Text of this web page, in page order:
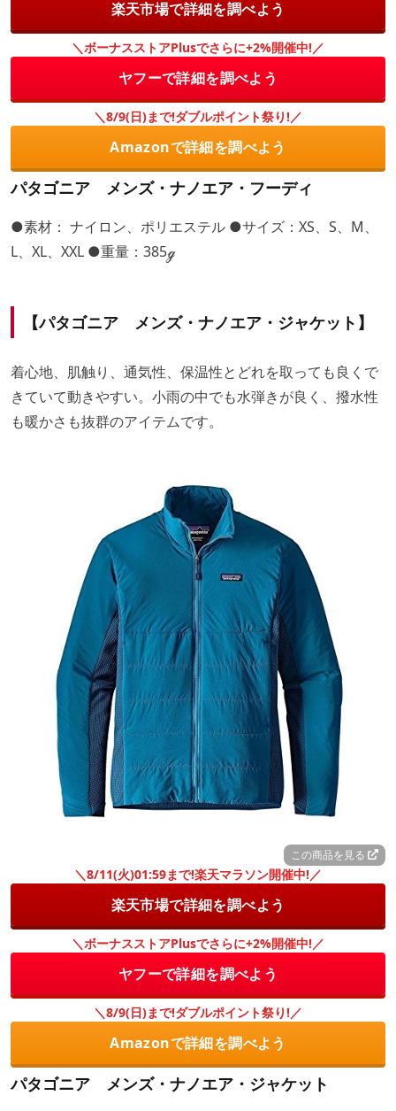
楽天市場で詳細を調べよう
＼ボーナスストアPlusでさらに+2%開催中!／
ヤフーで詳細を調べよう
＼8/9(日)まで!ダブルポイント祭り!／
Amazonで詳細を調べよう
パタゴニア メンズ・ナノエア・フーディ
●素材： ナイロン、ポリエステル ●サイズ：XS、S、M、
L、XL、XXL ●重量：385ℊ
【パタゴニア メンズ・ナノエア・ジャケット】
着心地、肌触り、通気性、保温性とどれを取っても良くで
きていて動きやすい。小雨の中でも水弾きが良く、撥水性
も暖かさも抜群のアイテムです。
この商品を見る
＼8/11(火)01:59まで!楽天マラソン開催中!／
楽天市場で詳細を調べよう
＼ボーナスストアPlusでさらに+2%開催中!／
ヤフーで詳細を調べよう
＼8/9(日)まで!ダブルポイント祭り!／
Amazonで詳細を調べよう
パタゴニア メンズ・ナノエア・ジャケット